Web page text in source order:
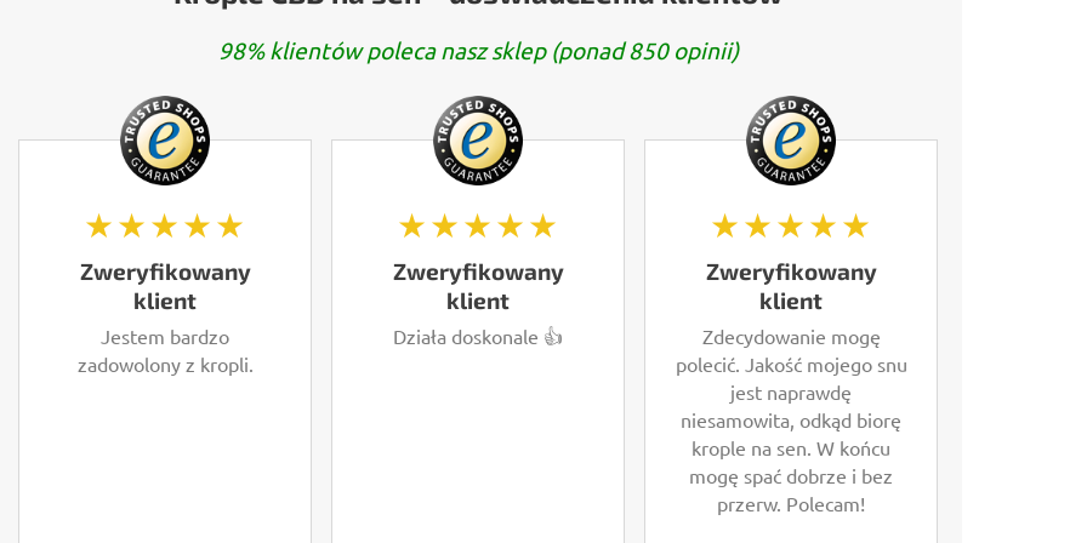
98% klientów poleca nasz sklep (ponad 850 opinii)
★★★★★
Zweryfikowany
klient
Jestem bardzo
zadowolony z kropli.
★★★★★
Zweryfikowany
klient
Działa doskonale 👍
★★★★★
Zweryfikowany
klient
Zdecydowanie mogę
polecić. Jakość mojego snu
jest naprawdę
niesamowita, odkąd biorę
krople na sen. W końcu
mogę spać dobrze i bez
przerw. Polecam!